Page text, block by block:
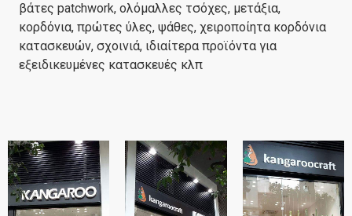
βάτες patchwork, ολόμαλλες τσόχες, μετάξια,
κορδόνια, πρώτες ύλες, ψάθες, χειροποίητα κορδόνια
κατασκευών, σχοινιά, ιδιαίτερα προϊόντα για
εξειδικευμένες κατασκευές κλπ